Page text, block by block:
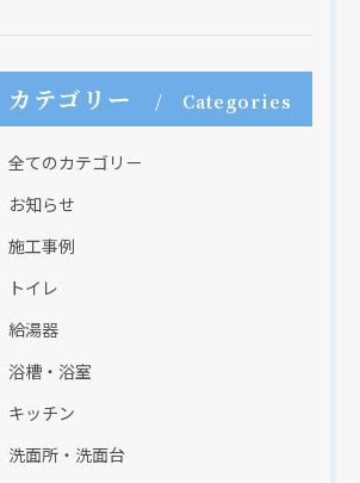
カテゴリー Categories
全てのカテゴリー
お知らせ
施工事例
トイレ
給湯器
浴槽・浴室
キッチン
洗面所・洗面台